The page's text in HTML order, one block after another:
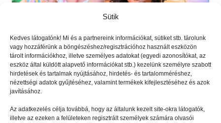
Sütik
Kedves látogatónk! Mi és a partnereink információkat, sütiket stb. tárolunk
vagy hozzáférünk a böngészéshez/regisztrációhoz használt eszközön
tárolt információkhoz, illetve személyes adatokat (egyedi azonosítókat, az
eszköz által küldött alapvető információkat stb.) kezelünk személyre szabott
hirdetések és tartalmak nyújtásához, hirdetés- és tartalomméréshez,
nézettségi adatok gyűjtéséhez, valamint termékek kifejlesztéséhez és azok
javításához.
Az adatkezelés célja továbbá, hogy az általunk kezelt site-okra látogatók,
illetve az ezeken a felületeken regisztrált személyek számára olvasói
EGYÉB
A kreativitás életforma